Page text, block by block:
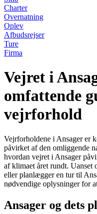
Charter
Overnatning
Oplev
Afbudsrejser
Ture
Firma
Vejret i
omfattende
vejrforhold
Vejrforholdene i Ansager er
påvirket af den omliggende
hvordan vejret i Ansager
af klimaet året rundt. Uanset
eller planlægger en tur til
nødvendige oplysninger for
Ansager og dets